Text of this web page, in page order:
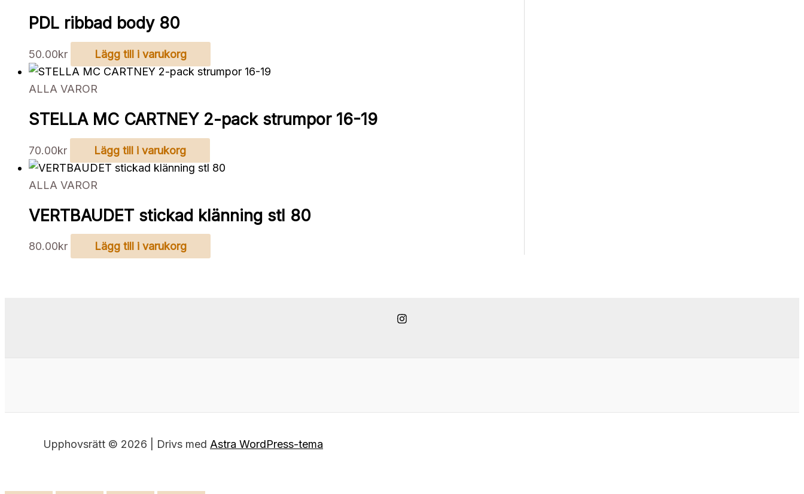
PDL ribbad body 80
50.00kr Lägg till i varukorg
ALLA VAROR
STELLA MC CARTNEY 2-pack strumpor 16-19
70.00kr Lägg till i varukorg
ALLA VAROR
VERTBAUDET stickad klänning stl 80
80.00kr Lägg till i varukorg
Upphovsrätt © 2026 | Drivs med Astra WordPress-tema